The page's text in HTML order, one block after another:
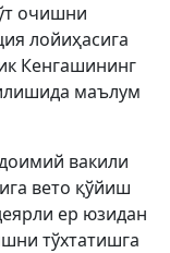
очишни
лойиҳасига
Кенгашининг
маълум
вакили
вето қўйиш
ер юзидан
тўхтатишга